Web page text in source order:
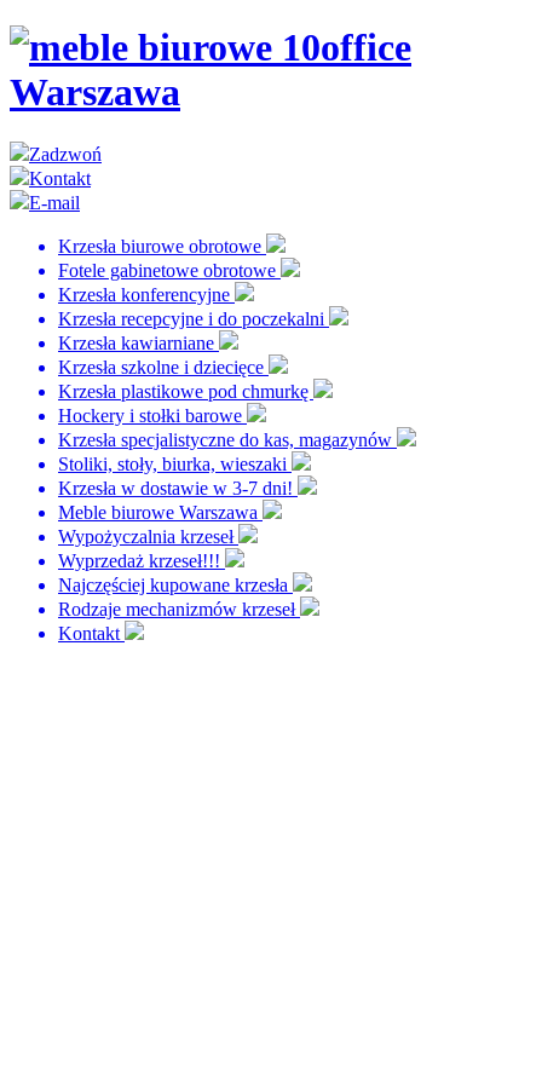
Zadzwoń
Kontakt
E-mail
Krzesła biurowe obrotowe
Fotele gabinetowe obrotowe
Krzesła konferencyjne
Krzesła recepcyjne i do poczekalni
Krzesła kawiarniane
Krzesła szkolne i dziecięce
Krzesła plastikowe pod chmurkę
Hockery i stołki barowe
Krzesła specjalistyczne do kas, magazynów
Stoliki, stoły, biurka, wieszaki
Krzesła w dostawie w 3-7 dni!
Meble biurowe Warszawa
Wypożyczalnia krzeseł
Wyprzedaż krzeseł!!!
Najczęściej kupowane krzesła
Rodzaje mechanizmów krzeseł
Kontakt